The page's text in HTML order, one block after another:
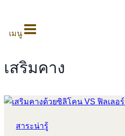
เมนู
เสริมคาง
สาระน่ารู้